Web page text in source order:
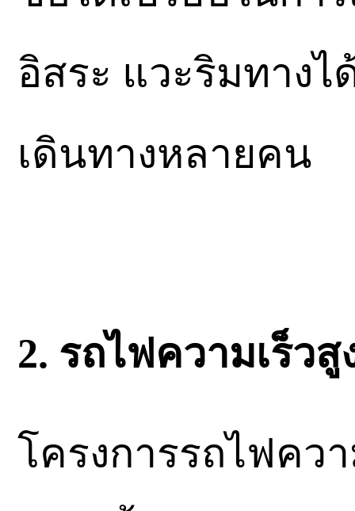
อิสระ แวะริมทาง
เดินทางหลายคน
2. รถไฟความเร็ว
โครงการรถไฟคว